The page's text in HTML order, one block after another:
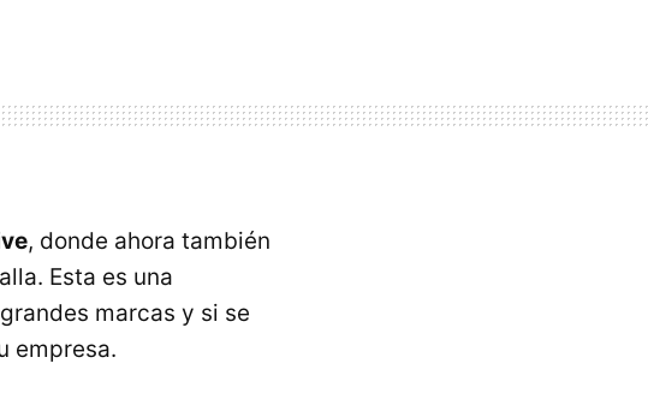
, donde ahora también
Esta es una
marcas y si se
empresa.